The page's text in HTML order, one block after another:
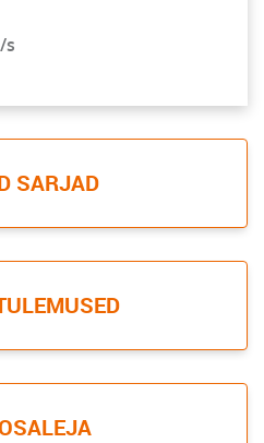
s
SARJAD